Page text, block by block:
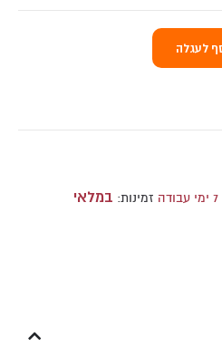
לעגלה
7 ימי עבודה זמינות: במלאי